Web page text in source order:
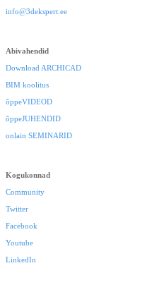
info@3dekspert.ee
Abivahendid
Download ARCHICAD
BIM koolitus
õppeVIDEOD
õppeJUHENDID
onlain SEMINARID
Kogukonnad
Community
Twitter
Facebook
Youtube
LinkedIn